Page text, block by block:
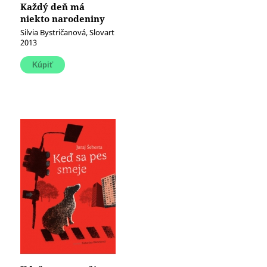
Každý deň má
niekto narodeniny
(e kniha)
Silvia Bystričanová, Slovart
2013